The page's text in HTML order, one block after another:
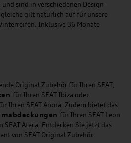
sind in verschiedenen Design-
gilt natürlich auf für unsere
Inklusive 36 Monate
Original Zubehör für Ihren SEAT,
für Ihren SEAT Ibiza oder
Ihren SEAT Arona. Zudem bietet das
für Ihren SEAT Leon
SEAT Ateca. Entdecken Sie jetzt das
von SEAT Original Zubehör.